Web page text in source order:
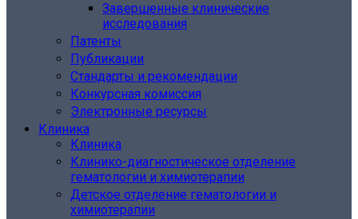
Завершенные клинические
исследования
Патенты
Публикации
Стандарты и рекомендации
Конкурсная комиссия
Электронные ресурсы
Клиника
Клиника
Клинико-диагностическое отделение
гематологии и химиотерапии
Детское отделение гематологии и
химиотерапии